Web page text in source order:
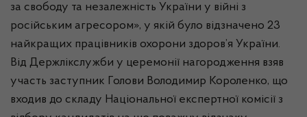
за свободу та незалежність України у війні з
російським агресором», у якій було відзначено 23
найкращих працівників охорони здоров’я України.
Від Держлікслужби у церемонії нагородження взяв
участь заступник Голови Володимир Короленко, що
входив до складу Національної експертної комісії з